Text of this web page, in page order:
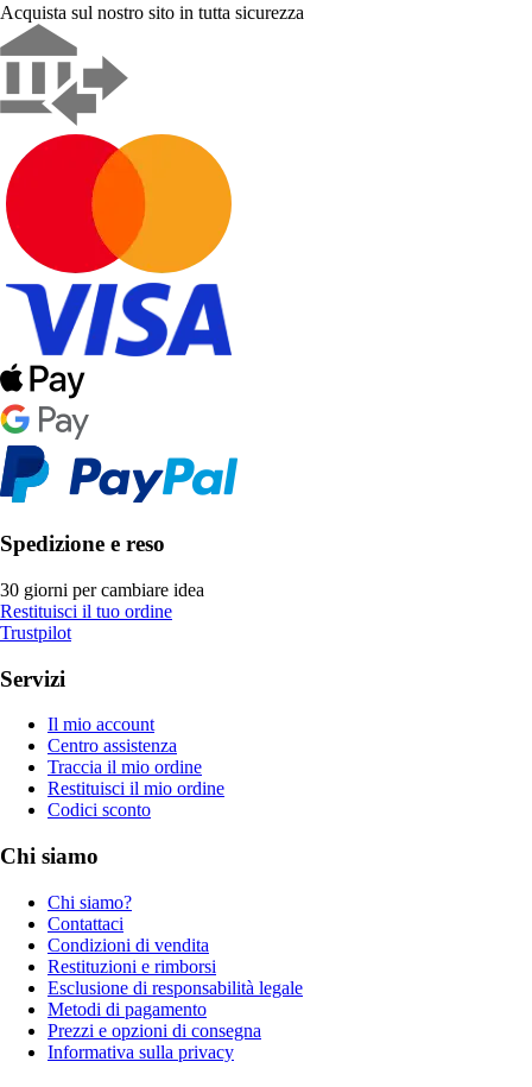
Acquista sul nostro sito in tutta sicurezza
Spedizione e reso
30 giorni per cambiare idea
Restituisci il tuo ordine
Trustpilot
Servizi
Il mio account
Centro assistenza
Traccia il mio ordine
Restituisci il mio ordine
Codici sconto
Chi siamo
Chi siamo?
Contattaci
Condizioni di vendita
Restituzioni e rimborsi
Esclusione di responsabilità legale
Metodi di pagamento
Prezzi e opzioni di consegna
Informativa sulla privacy